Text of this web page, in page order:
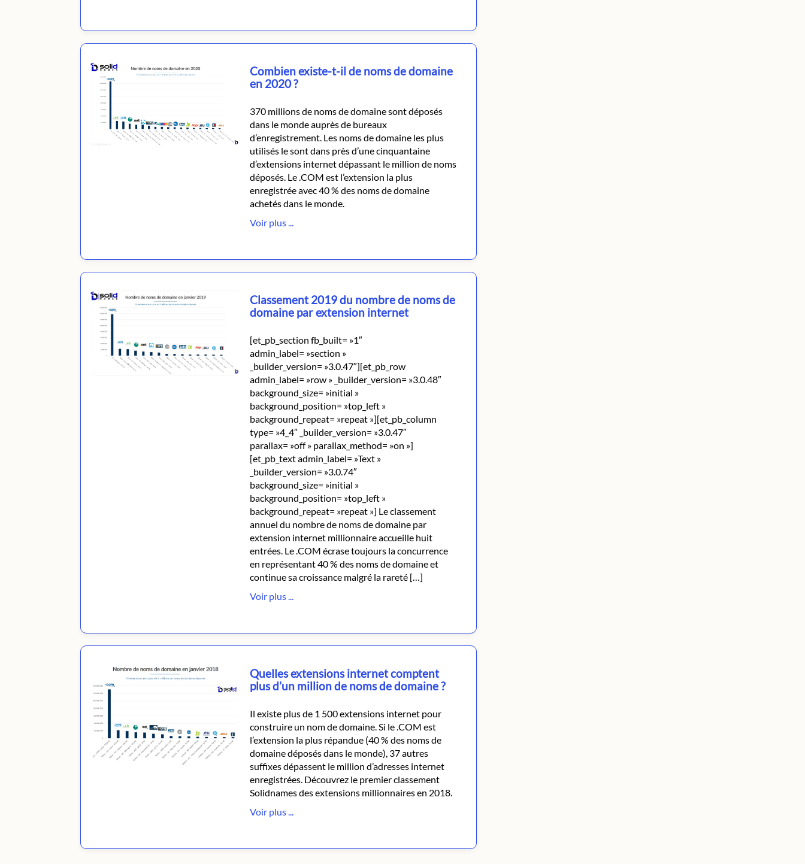
Combien existe-t-il de noms de domaine
en 2020 ?
370 millions de noms de domaine sont déposés
dans le monde auprès de bureaux
d’enregistrement. Les noms de domaine les plus
utilisés le sont dans près d’une cinquantaine
d’extensions internet dépassant le million de noms
déposés. Le .COM est l’extension la plus
enregistrée avec 40 % des noms de domaine
achetés dans le monde.
Voir plus ...
Classement 2019 du nombre de noms de
domaine par extension internet
[et_pb_section fb_built= »1″
admin_label= »section »
_builder_version= »3.0.47″][et_pb_row
admin_label= »row » _builder_version= »3.0.48″
background_size= »initial »
background_position= »top_left »
background_repeat= »repeat »][et_pb_column
type= »4_4″ _builder_version= »3.0.47″
parallax= »off » parallax_method= »on »]
[et_pb_text admin_label= »Text »
_builder_version= »3.0.74″
background_size= »initial »
background_position= »top_left »
background_repeat= »repeat »] Le classement
annuel du nombre de noms de domaine par
extension internet millionnaire accueille huit
entrées. Le .COM écrase toujours la concurrence
en représentant 40 % des noms de domaine et
continue sa croissance malgré la rareté […]
Voir plus ...
Quelles extensions internet comptent
plus d’un million de noms de domaine ?
Il existe plus de 1 500 extensions internet pour
construire un nom de domaine. Si le .COM est
l’extension la plus répandue (40 % des noms de
domaine déposés dans le monde), 37 autres
suffixes dépassent le million d’adresses internet
enregistrées. Découvrez le premier classement
Solidnames des extensions millionnaires en 2018.
Voir plus ...